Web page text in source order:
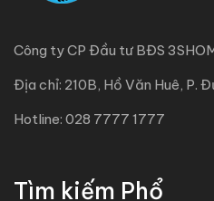
TRỌ SINH VIÊN NGAY
2,900,000 triệu đ / Mỗi tháng